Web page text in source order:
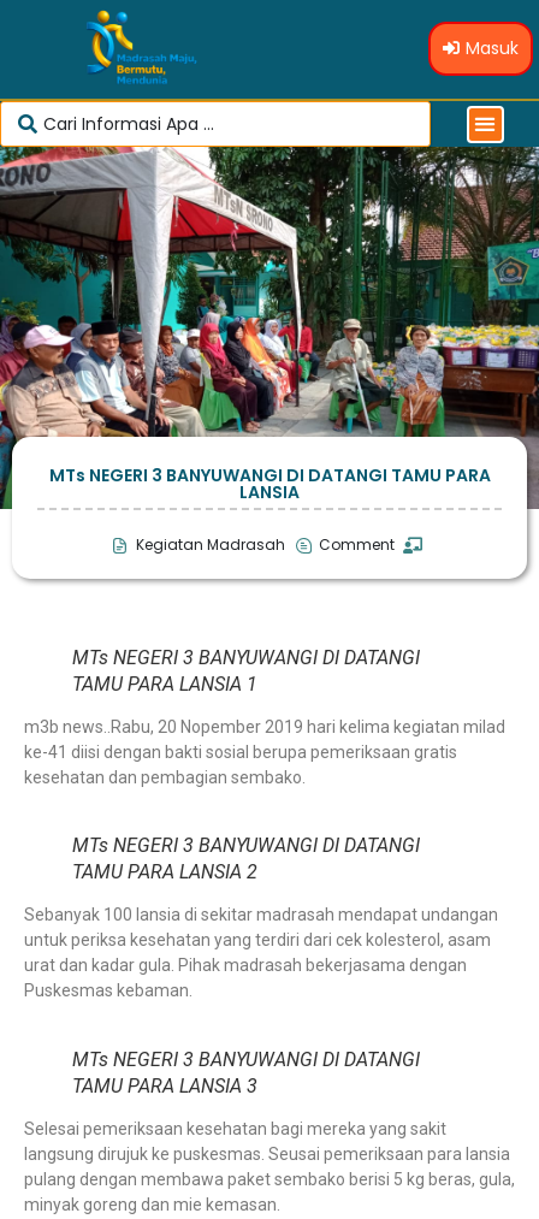
Masuk
MTs NEGERI 3 BANYUWANGI DI DATANGI TAMU PARA
LANSIA
Kegiatan Madrasah Comment
MTs NEGERI 3 BANYUWANGI DI DATANGI
TAMU PARA LANSIA 1
m3b news..Rabu, 20 Nopember 2019 hari kelima kegiatan milad
ke-41 diisi dengan bakti sosial berupa pemeriksaan gratis
kesehatan dan pembagian sembako.
MTs NEGERI 3 BANYUWANGI DI DATANGI
TAMU PARA LANSIA 2
Sebanyak 100 lansia di sekitar madrasah mendapat undangan
untuk periksa kesehatan yang terdiri dari cek kolesterol, asam
urat dan kadar gula. Pihak madrasah bekerjasama dengan
Puskesmas kebaman.
MTs NEGERI 3 BANYUWANGI DI DATANGI
TAMU PARA LANSIA 3
Selesai pemeriksaan kesehatan bagi mereka yang sakit
langsung dirujuk ke puskesmas. Seusai pemeriksaan para lansia
pulang dengan membawa paket sembako berisi 5 kg beras, gula,
minyak goreng dan mie kemasan.